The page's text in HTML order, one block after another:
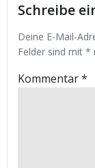
Schreibe
Deine E-Mail-
Felder sind mit *
Kommentar*